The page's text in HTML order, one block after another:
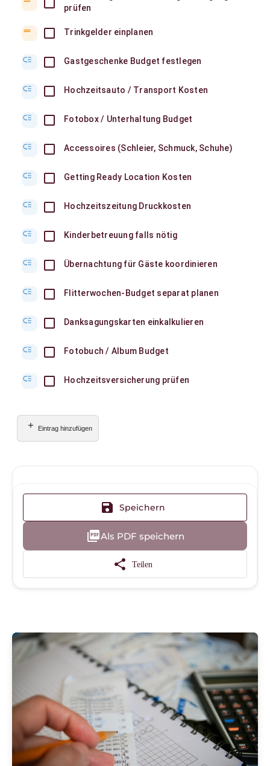
prüfen
drag_handle Trinkgelder einplanen
low_priority Gastgeschenke Budget festlegen
low_priority Hochzeitsauto / Transport Kosten
low_priority Fotobox / Unterhaltung Budget
low_priority Accessoires (Schleier, Schmuck, Schuhe)
low_priority Getting Ready Location Kosten
low_priority Hochzeitszeitung Druckkosten
low_priority Kinderbetreuung falls nötig
low_priority Übernachtung für Gäste koordinieren
low_priority Flitterwochen-Budget separat planen
low_priority Danksagungskarten einkalkulieren
low_priority Fotobuch / Album Budget
low_priority Hochzeitsversicherung prüfen
add Eintrag hinzufügen
save Speichern
picture_as_pdfAls PDF speichern
share Teilen